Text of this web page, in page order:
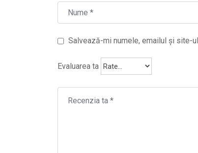
Salvează-mi numele, emailul și site-
Evaluarea ta